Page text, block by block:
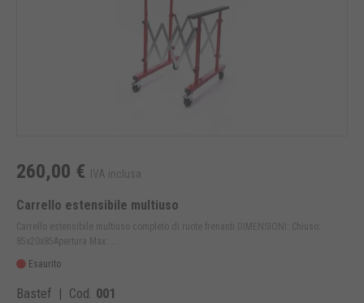
260,00 € IVA inclusa
Carrello estensibile multiuso
Carrello estensibile multiuso completo di ruote frenanti DIMENSIONI: Chiuso:
85x20x85Apertura Max: ...
Esaurito
Bastef | Cod. 001